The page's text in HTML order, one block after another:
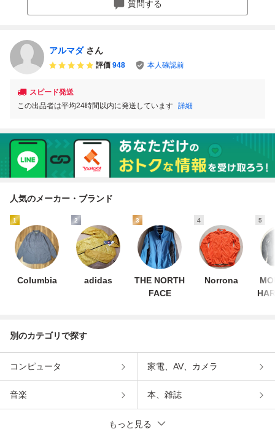
26y11889
質問する
アルマダ さん
評価 948 本人確認前
スピード発送
この出品者は平均24時間以内に発送しています 詳細
人気のメーカー・ブランド
1
Columbia
2
adidas
3
THE NORTH
FACE
4
Norrona
5
別のカテゴリで探す
コンピュータ 家電、AV、カメラ
音楽 本、雑誌
もっと見る